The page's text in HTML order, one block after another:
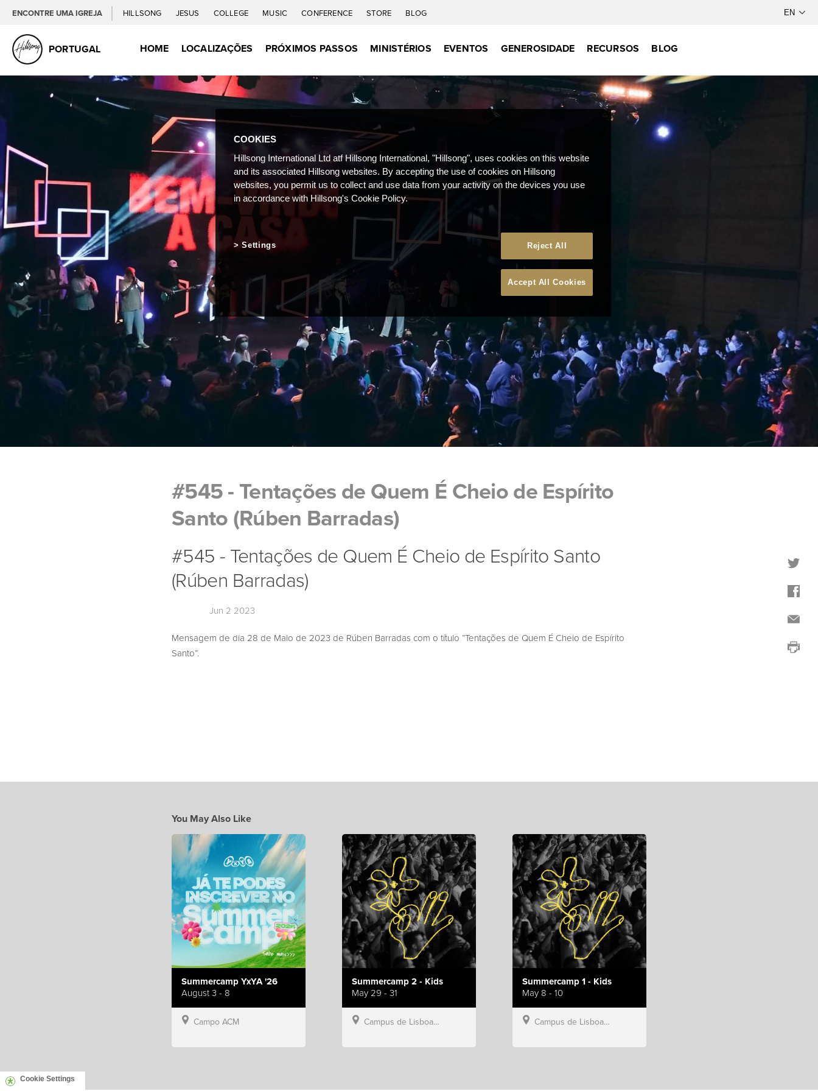
ENCONTRE UMA IGREJA HILLSONG JESUS COLLEGE MUSIC CONFERENCE STORE BLOG
PORTUGAL HOME LOCALIZAÇÕES PRÓXIMOS PASSOS MINISTÉRIOS EVENTOS GENEROSIDADE RECURSOS BLOG
#545 - Tentações de Quem É Cheio de Espírito
Santo (Rúben Barradas)
#545 - Tentações de Quem É Cheio de Espírito Santo
(Rúben Barradas)
Jun 2 2023
Mensagem de dia 28 de Maio de 2023 de Rúben Barradas com o título “Tentações de Quem É Cheio de Espírito
Santo”.
You May Also Like
Summercamp YxYA '26
August 3 - 8
Campo ACM
Summercamp 2 - Kids
May 29 - 31
Campus de Lisboa, Hillsong Portugal
Summercamp 1 - Kids
May 8 - 10
Campus de Lisboa, Hillsong Portugal
Cookie Settings
COOKIES
Hillsong International Ltd atf Hillsong International, "Hillsong", uses cookies on this website
and its associated Hillsong websites. By accepting the use of cookies on Hillsong
websites, you permit us to collect and use data from your activity on the devices you use
in accordance with Hillsong's Cookie Policy.
Reject All
Accept All Cookies
Settings